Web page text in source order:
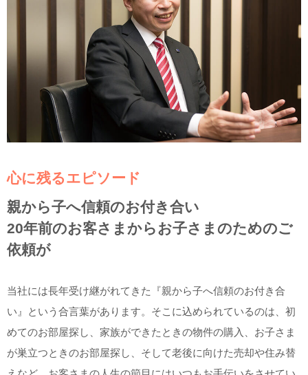
心に残るエピソード
親から子へ信頼のお付き合い
20年前のお客さまからお子さまのためのご
依頼が
当社には長年受け継がれてきた『親から子へ信頼のお付き合
い』という合言葉があります。そこに込められているのは、初
めてのお部屋探し、家族ができたときの物件の購入、お子さま
が巣立つときのお部屋探し、そして老後に向けた売却や住み替